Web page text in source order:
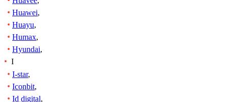
Huawei,
Huayu,
Humax,
Hyundai,
I
I-star,
Iconbit,
Id digital,